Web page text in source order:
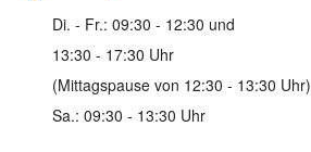
Di. - Fr.: 09:30 - 12:30 und
13:30 - 17:30 Uhr
(Mittagspause von 12:30 - 13:30 Uhr)
Sa.: 09:30 - 13:30 Uhr